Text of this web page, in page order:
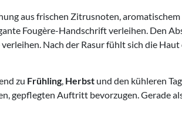
aus frischen Zitrusnoten,
Fougère-Handschrift verleihen. Den
Nach der Rasur fühlt sich die
zu Frühling Herbst und den kühleren
gepflegten Auftritt bevorzugen. Gerade